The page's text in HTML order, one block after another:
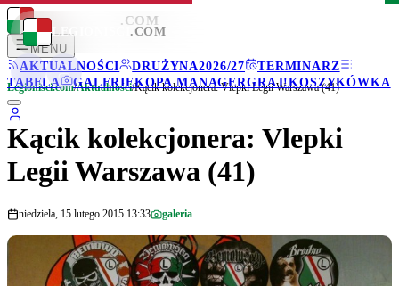
LEGIONISCI .COM
MENU
AKTUALNOŚCI
DRUŻYNA2026/27
TERMINARZ
TABELA
GALERIEKOPA MANAGERGRAJ!KOSZYKÓWKA
LEGIONISCI .COM
Legionisci.com/Aktualności/Kącik kolekcjonera: Vlepki Legii Warszawa (41)
Kącik kolekcjonera: Vlepki
Legii Warszawa (41)
niedziela, 15 lutego 2015 13:33 galeria